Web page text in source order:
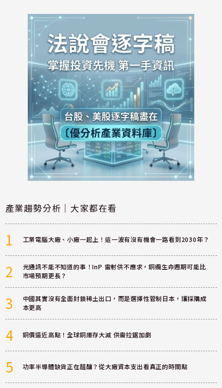
產業趨勢分析｜大家都在看
1 工業電腦大廠、小廠一起上！這一波有沒有機會一路看到2030年？
2
光通訊不能不知道的事！InP 雷射供不應求，銅纜生命週期可能比
市場預期更長？
3
中國其實沒有全面封鎖稀土出口，而是選擇性管制日本，讓採購成
本更高
4 銅價逼近高點！全球銅庫存大減 供需拉鋸加劇
5 功率半導體缺貨正在醞釀？從大廠資本支出看真正的時間點